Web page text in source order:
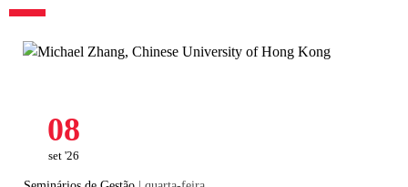
08
set '26